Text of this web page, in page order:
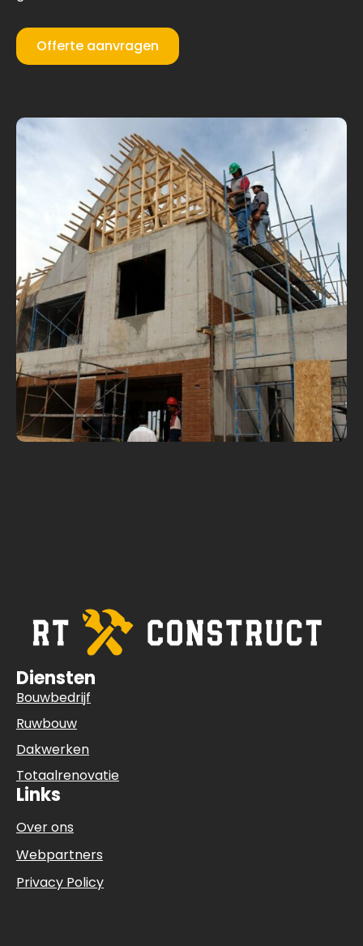
Offerte aanvragen
Diensten
Bouwbedrijf
Ruwbouw
Dakwerken
Totaalrenovatie
Links
Over ons
Webpartners
Privacy Policy